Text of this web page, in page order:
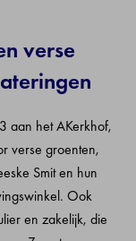
verse
aan het AKerkhof,
verse groenten,
Smit en hun
Ook
en zakelijk, die